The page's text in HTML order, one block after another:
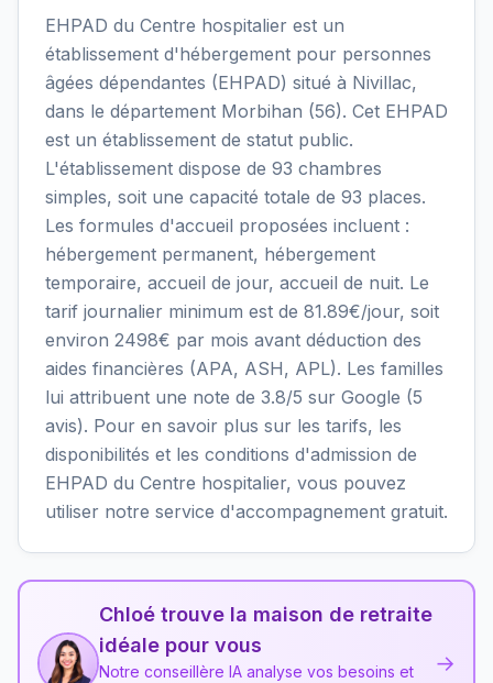
EHPAD du Centre hospitalier est un
établissement d'hébergement pour personnes
âgées dépendantes (EHPAD) situé à Nivillac,
dans le département Morbihan (56). Cet EHPAD
est un établissement de statut public.
L'établissement dispose de 93 chambres
simples, soit une capacité totale de 93 places.
Les formules d'accueil proposées incluent :
hébergement permanent, hébergement
temporaire, accueil de jour, accueil de nuit. Le
tarif journalier minimum est de 81.89€/jour, soit
environ 2498€ par mois avant déduction des
aides financières (APA, ASH, APL). Les familles
lui attribuent une note de 3.8/5 sur Google (5
avis). Pour en savoir plus sur les tarifs, les
disponibilités et les conditions d'admission de
EHPAD du Centre hospitalier, vous pouvez
utiliser notre service d'accompagnement gratuit.
Chloé trouve la maison de retraite
idéale pour vous
Notre conseillère IA analyse vos besoins et
→